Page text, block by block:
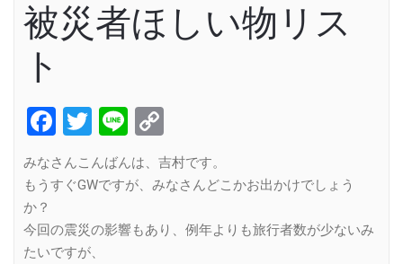
被災者ほしい物リス
ト
Facebook
Twitter
Line
Link
みなさんこんばんは、吉村です。
もうすぐGWですが、みなさんどこかお出かけでしょう
か？
今回の震災の影響もあり、例年よりも旅行者数が少ないみ
たいですが、